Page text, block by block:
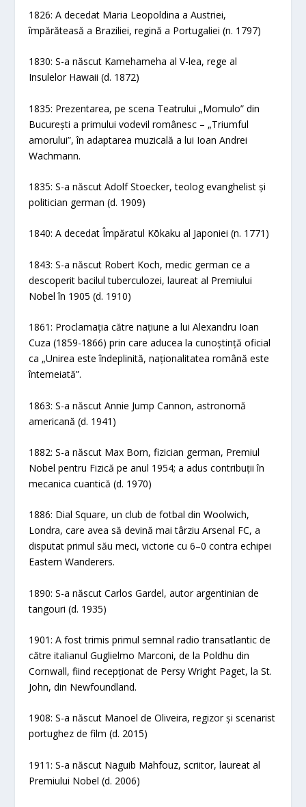
1826: A decedat Maria Leopoldina a Austriei,
împărăteasă a Braziliei, regină a Portugaliei (n. 1797)
1830: S-a născut Kamehameha al V-lea, rege al
Insulelor Hawaii (d. 1872)
1835: Prezentarea, pe scena Teatrului „Momulo” din
București a primului vodevil românesc – „Triumful
amorului”, în adaptarea muzicală a lui Ioan Andrei
Wachmann.
1835: S-a născut Adolf Stoecker, teolog evanghelist și
politician german (d. 1909)
1840: A decedat Împăratul Kōkaku al Japoniei (n. 1771)
1843: S-a născut Robert Koch, medic german ce a
descoperit bacilul tuberculozei, laureat al Premiului
Nobel în 1905 (d. 1910)
1861: Proclamația către națiune a lui Alexandru Ioan
Cuza (1859-1866) prin care aducea la cunoștință oficial
ca „Unirea este îndeplinită, naționalitatea română este
întemeiată”.
1863: S-a născut Annie Jump Cannon, astronomă
americană (d. 1941)
1882: S-a născut Max Born, fizician german, Premiul
Nobel pentru Fizică pe anul 1954; a adus contribuții în
mecanica cuantică (d. 1970)
1886: Dial Square, un club de fotbal din Woolwich,
Londra, care avea să devină mai târziu Arsenal FC, a
disputat primul său meci, victorie cu 6–0 contra echipei
Eastern Wanderers.
1890: S-a născut Carlos Gardel, autor argentinian de
tangouri (d. 1935)
1901: A fost trimis primul semnal radio transatlantic de
către italianul Guglielmo Marconi, de la Poldhu din
Cornwall, fiind recepționat de Persy Wright Paget, la St.
John, din Newfoundland.
1908: S-a născut Manoel de Oliveira, regizor și scenarist
portughez de film (d. 2015)
1911: S-a născut Naguib Mahfouz, scriitor, laureat al
Premiului Nobel (d. 2006)